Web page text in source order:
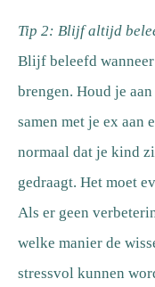
Tip 2: Blijf altijd
Blijf beleefd
brengen. Houd je
samen met je ex aan
normaal dat je kind
gedraagt. Het moet
Als er geen
welke manier de
stressvol kunnen